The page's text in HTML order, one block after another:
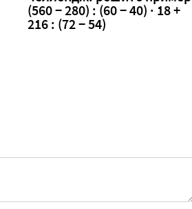
(560 − 280) : (60 − 40) · 18 +
216 : (72 − 54)